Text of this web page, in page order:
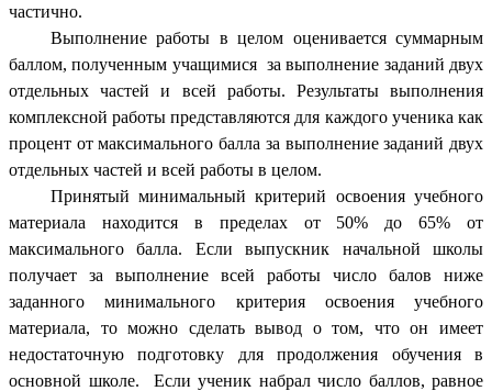
частично.
Выполнение работы в целом оценивается суммарным
баллом, полученным учащимися за выполнение заданий двух
отдельных частей и всей работы. Результаты выполнения
комплексной работы представляются для каждого ученика как
процент от максимального балла за выполнение заданий двух
отдельных частей и всей работы в целом.
Принятый минимальный критерий освоения учебного
материала находится в пределах от 50% до 65% от
максимального балла. Если выпускник начальной школы
получает за выполнение всей работы число балов ниже
заданного минимального критерия освоения учебного
материала, то можно сделать вывод о том, что он имеет
недостаточную подготовку для продолжения обучения в
основной школе. Если ученик набрал число баллов, равное